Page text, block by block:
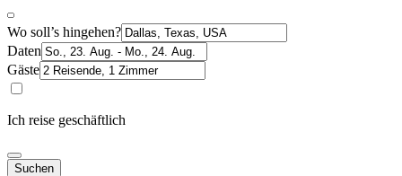
Wo soll’s hingehen?
Daten
Gäste
Ich reise geschäftlich
Suchen